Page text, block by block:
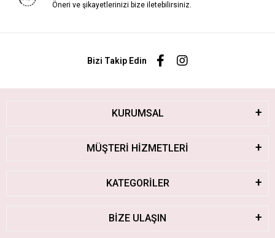
Öneri ve şikayetlerinizi bize iletebilirsiniz.
Bizi Takip Edin
KURUMSAL
MÜŞTERİ HİZMETLERİ
KATEGORİLER
BİZE ULAŞIN